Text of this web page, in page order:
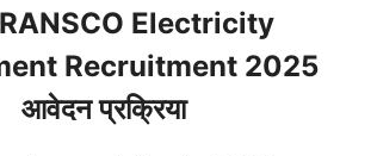
Electricity
Recruitment 2025
आवेदन प्रक्रिया